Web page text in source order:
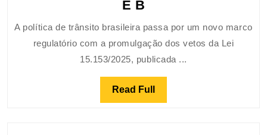
E B
A política de trânsito brasileira passa por um novo marco
regulatório com a promulgação dos vetos da Lei
15.153/2025, publicada ...
Read Full